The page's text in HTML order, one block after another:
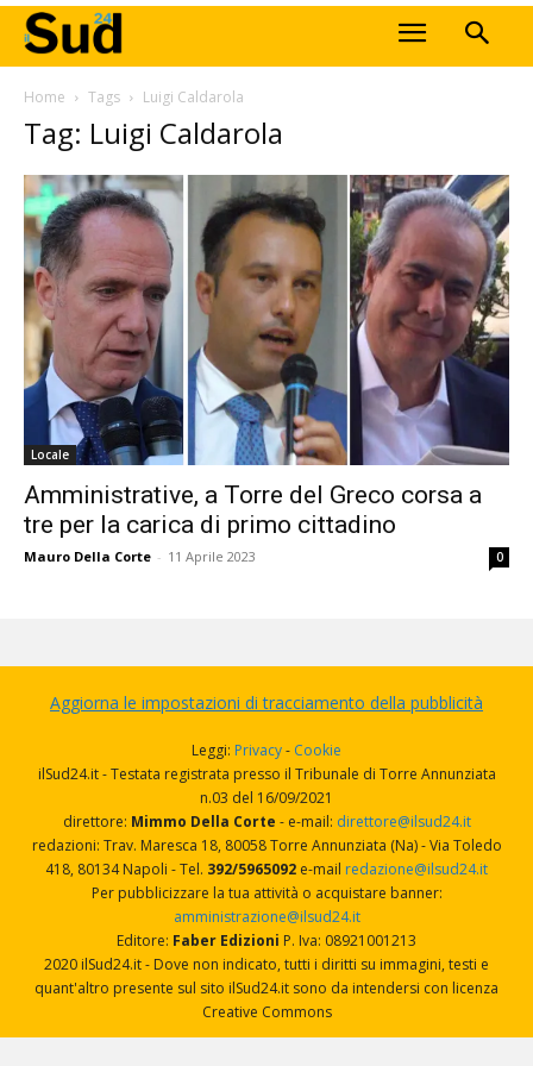
Home Tags Luigi Caldarola
Tag: Luigi Caldarola
Locale
Amministrative, a Torre del Greco corsa a
tre per la carica di primo cittadino
Mauro Della Corte - 11 Aprile 2023 0
Aggiorna le impostazioni di tracciamento della pubblicità
Leggi: Privacy- Cookie
ilSud24.it - Testata registrata presso il Tribunale di Torre Annunziata
n.03 del 16/09/2021
direttore: Mimmo Della Corte - e-mail: direttore@ilsud24.it
redazioni: Trav. Maresca 18, 80058 Torre Annunziata (Na) - Via Toledo
418, 80134 Napoli - Tel. 392/5965092 e-mail redazione@ilsud24.it
Per pubblicizzare la tua attività o acquistare banner:
amministrazione@ilsud24.it
Editore: Faber Edizioni P. Iva: 08921001213
2020 ilSud24.it - Dove non indicato, tutti i diritti su immagini, testi e
quant'altro presente sul sito ilSud24.it sono da intendersi con licenza
Creative Commons